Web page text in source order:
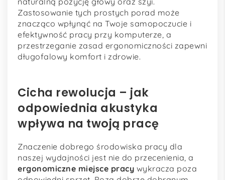
Zastosowanie tych prostych porad może
znacząco wpłynąć na Twoje samopoczucie i
efektywność pracy przy komputerze, a
przestrzeganie zasad ergonomiczności zapewni
długofalowy komfort i zdrowie.
Cicha rewolucja – jak
odpowiednia akustyka
wpływa na twoją pracę
Znaczenie dobrego środowiska pracy dla
naszej wydajności jest nie do przecenienia, a
ergonomiczne miejsce pracy wykracza poza